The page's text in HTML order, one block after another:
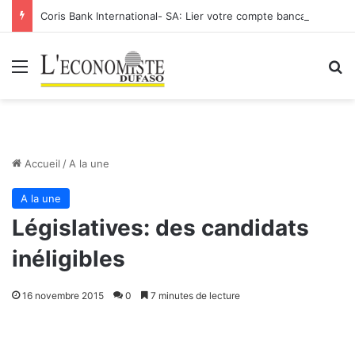
Menu
Accueil / A la une
A la une
Législatives: des candidats
inéligibles
16 novembre 2015 0 7 minutes de lecture